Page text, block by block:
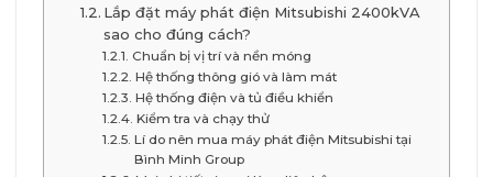
Lắp đặt máy phát điện Mitsubishi 2400kVA
sao cho đúng cách?
Chuẩn bị vị trí và nền móng
Hệ thống thông gió và làm mát
Hệ thống điện và tủ điều khiển
Kiểm tra và chạy thử
Lí do nên mua máy phát điện Mitsubishi tại
Bình Minh Group